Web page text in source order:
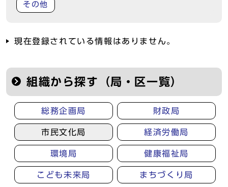
その他
現在登録されている情報はありません。
組織から探す（局・区一覧）
総務企画局 財政局
市民文化局 経済労働局
環境局 健康福祉局
こども未来局 まちづくり局